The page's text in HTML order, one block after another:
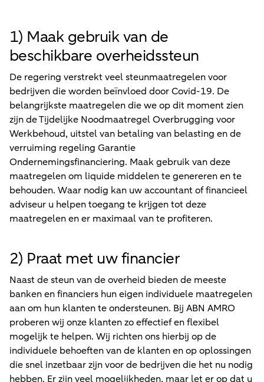
1) Maak gebruik van de
beschikbare overheidssteun
De regering verstrekt veel steunmaatregelen voor
bedrijven die worden beïnvloed door Covid-19. De
belangrijkste maatregelen die we op dit moment zien
zijn de Tijdelijke Noodmaatregel Overbrugging voor
Werkbehoud, uitstel van betaling van belasting en de
verruiming regeling Garantie
Ondernemingsfinanciering. Maak gebruik van deze
maatregelen om liquide middelen te genereren en te
behouden. Waar nodig kan uw accountant of financieel
adviseur u helpen toegang te krijgen tot deze
maatregelen en er maximaal van te profiteren.
2) Praat met uw financier
Naast de steun van de overheid bieden de meeste
banken en financiers hun eigen individuele maatregelen
aan om hun klanten te ondersteunen. Bij ABN AMRO
proberen wij onze klanten zo effectief en flexibel
mogelijk te helpen. Wij richten ons hierbij op de
individuele behoeften van de klanten en op oplossingen
die snel inzetbaar zijn voor de bedrijven die het nu nodig
hebben. Er zijn veel mogelijkheden, maar let er op dat u